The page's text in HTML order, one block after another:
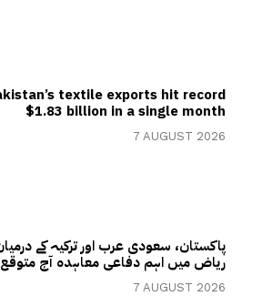
textile exports hit record
$1.83 billion in a single month
7 AUGUST 2026
پاکستان، سعودی عرب اور ترکیہ کے
ریاض میں اہم دفاعی معاہدہ آج متوقع
7 AUGUST 2026